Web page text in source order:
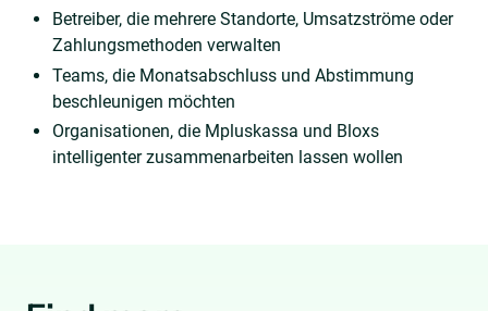
Betreiber, die mehrere Standorte, Umsatzströme oder
Zahlungsmethoden verwalten
Teams, die Monatsabschluss und Abstimmung
beschleunigen möchten
Organisationen, die Mpluskassa und Bloxs
intelligenter zusammenarbeiten lassen wollen